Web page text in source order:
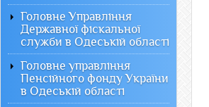
Головне Управління
Державної фіскальної
служби в Одеській області
Головне управління
Пенсійного фонду України
в Одеській області